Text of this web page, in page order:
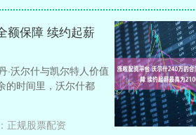
额保障 续约起薪
·沃尔什与凯尔特人价值
的时间里，沃尔什都
正规股票配资